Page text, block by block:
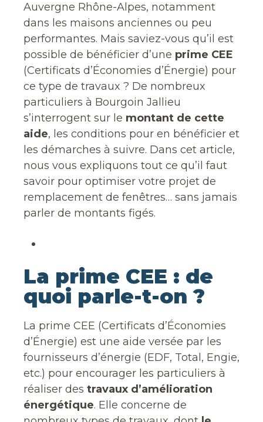
Auvergne Rhône-Alpes, notamment
dans les maisons anciennes ou peu
performantes. Mais saviez-vous qu’il est
possible de bénéficier d’une prime CEE
(Certificats d’Économies d’Énergie) pour
ce type de travaux ? De nombreux
particuliers à Bourgoin Jallieu
s’interrogent sur le montant de cette
aide, les conditions pour en bénéficier et
les démarches à suivre. Dans cet article,
nous vous expliquons tout ce qu’il faut
savoir pour optimiser votre projet de
remplacement de fenêtres… sans jamais
parler de montants figés.
La prime CEE : de
quoi parle-t-on ?
La prime CEE (Certificats d’Économies
d’Énergie) est une aide versée par les
fournisseurs d’énergie (EDF, Total, Engie,
etc.) pour encourager les particuliers à
réaliser des travaux d’amélioration
énergétique. Elle concerne de